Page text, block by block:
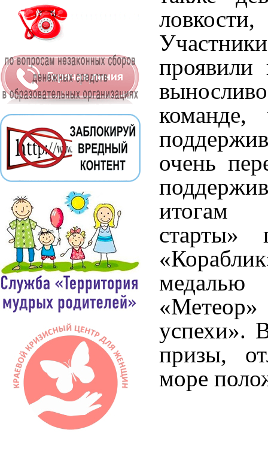
проявили
команде,
очень
итогам
старты»
успехи».
призы,
море